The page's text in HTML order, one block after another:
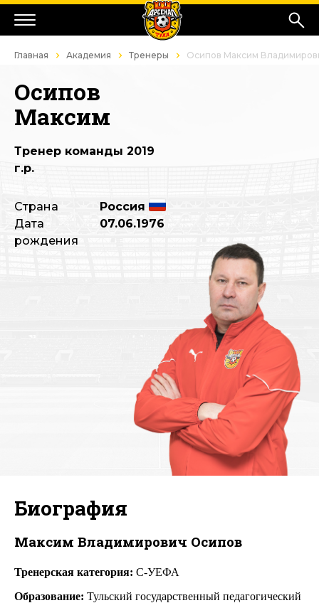
Главная Академия Тренеры Осипов Максим
Осипов
Максим
Тренер команды 2019
г.р.
Страна
Дата
рождения
Россия
07.06.1976
Биография
Максим Владимирович Осипов
Тренерская категория: С-УЕФА
Образование: Тульский государственный педагогический